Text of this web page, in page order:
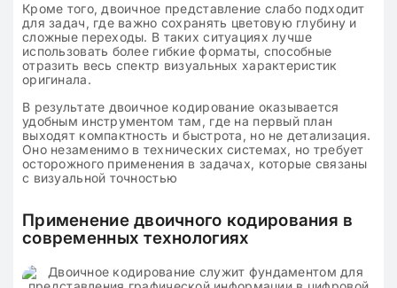
Кроме того, двоичное представление слабо подходит
для задач, где важно сохранять цветовую глубину и
сложные переходы. В таких ситуациях лучше
использовать более гибкие форматы, способные
отразить весь спектр визуальных характеристик
оригинала.
В результате двоичное кодирование оказывается
удобным инструментом там, где на первый план
выходят компактность и быстрота, но не детализация.
Оно незаменимо в технических системах, но требует
осторожного применения в задачах, которые связаны
с визуальной точностью
Применение двоичного кодирования в
современных технологиях